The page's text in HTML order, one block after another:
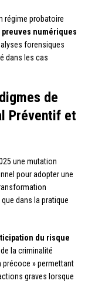
régime probatoire
preuves numériques
forensiques
dans les cas
de
Préventif et
une mutation
pour adopter une
dans la pratique
du risque
la criminalité
précoce » permettant
graves lorsque